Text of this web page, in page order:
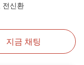
전신환
지금 채팅